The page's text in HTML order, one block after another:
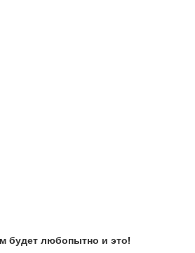
будет любопытно и это!